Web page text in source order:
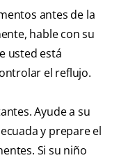
antes de la
hable con su
usted está
el reflujo.
Ayude a su
y prepare el
Si su niño